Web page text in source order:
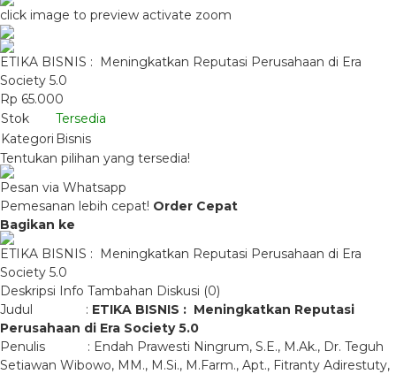
click image to preview activate zoom
ETIKA BISNIS : Meningkatkan Reputasi Perusahaan di Era
Society 5.0
Rp 65.000
Stok
Tersedia
Kategori Bisnis
Tentukan pilihan yang tersedia!
Pesan via Whatsapp
Pemesanan lebih cepat! Order Cepat
Bagikan ke
ETIKA BISNIS : Meningkatkan Reputasi Perusahaan di Era
Society 5.0
Deskripsi Info Tambahan Diskusi (0)
Judul : ETIKA BISNIS : Meningkatkan Reputasi
Perusahaan di Era Society 5.0
Penulis : Endah Prawesti Ningrum, S.E., M.Ak., Dr. Teguh
Setiawan Wibowo, MM., M.Si., M.Farm., Apt., Fitranty Adirestuty,